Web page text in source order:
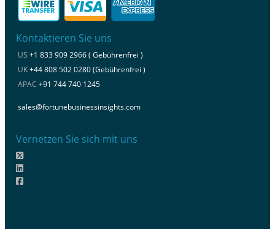
Kontaktieren Sie uns
US +1 833 909 2966 ( Gebührenfrei )
UK+44 808 502 0280 (Gebührenfrei )
APAC +91 744 740 1245
sales@fortunebusinessinsights.com
Vernetzen Sie sich mit uns